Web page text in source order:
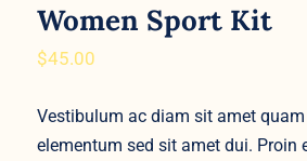
Women Sport Kit
$45.00
Vestibulum ac diam sit amet
elementum sed sit amet dui. Proin